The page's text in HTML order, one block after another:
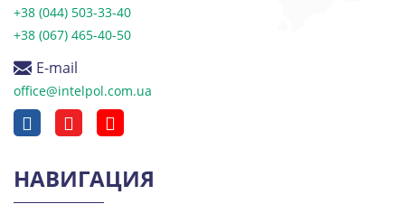
+38 (044) 503-33-40
+38 (067) 465-40-50
E-mail
office@intelpol.com.ua
НАВИГАЦИЯ